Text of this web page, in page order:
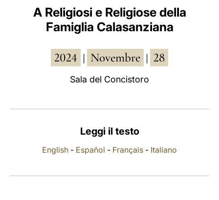
ESPAÑOL
DEUTSCH
العربيّة
A Religiosi e Religiose della
Famiglia Calasanziana
2024 Novembre 28
Sala del Concistoro
Leggi il testo
English - Español - Français - Italiano